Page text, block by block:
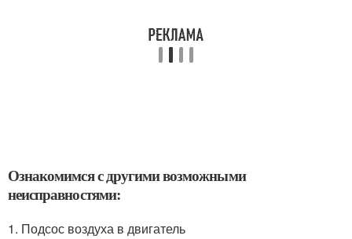
Ознакомимся с другими возможными
неисправностями:
1. Подсос воздуха в двигатель